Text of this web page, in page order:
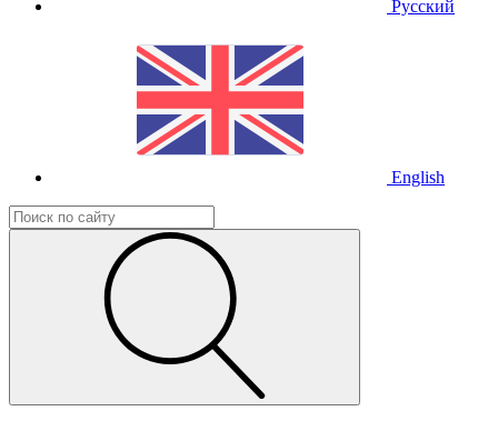
Русский
English